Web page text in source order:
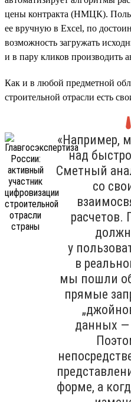
цены контракта (НМЦК).
ее вручную в Excel, по
возможность загружать
и в пару кликов производить
Как и в любой предметной
строительной отрасли есть
«Например,
над
Сметный
со
расчетов.
у
в
мы пошли
прямые
данных —
форме, а